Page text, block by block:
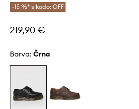
-15 %* s kodo: OFF
219,90 €
Barva: črna